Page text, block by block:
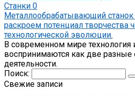
Станки 0
Металлообрабатывающий станок
раскроем потенциал творчества
технологической эволюции.
В современном мире технология
воспринимаются как две
деятельности.
Поиск:
Свежие записи